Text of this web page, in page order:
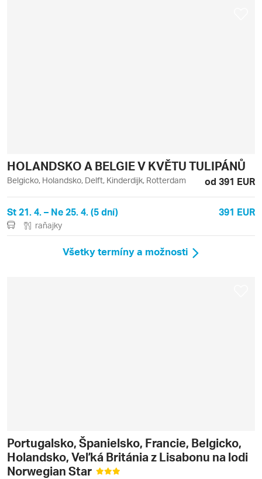
HOLANDSKO A BELGIE V KVĚTU TULIPÁNŮ
Belgicko, Holandsko, Delft, Kinderdijk, Rotterdam od 391 EUR
St 21. 4. – Ne 25. 4. (5 dní) 391 EUR
raňajky
Všetky termíny a možnosti
Portugalsko, Španielsko, Francie, Belgicko,
Holandsko, Veľká Británia z Lisabonu na lodi
Norwegian Star